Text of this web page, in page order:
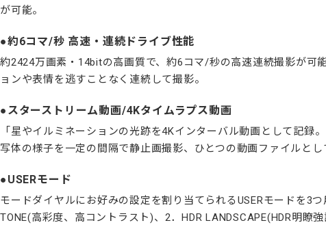
が可能。
約6コマ/秒 高速・連続ドライブ性能
約2424万画素・14bitの高画質で、約6コマ/秒の高速連続撮影が可
ョンや表情を逃すことなく連続して撮影。
スターストリーム動画/4Kタイムラプス動画
「星やイルミネーションの光跡を4Kインターバル動画として記
写体の様子を一定の間隔で静止画撮影、ひとつの動画ファイルと
USERモード
モードダイヤルにお好みの設定を割り当てられるUSERモードを3
TONE(高彩度、高コントラスト)、2．HDR LANDSCAPE(HDR明瞭